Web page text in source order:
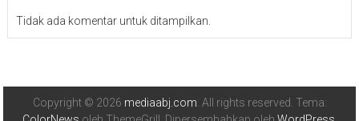
Tidak ada komentar untuk ditampilkan.
Copyright © 2026 mediaabj.com . All rights reserved. Tema: